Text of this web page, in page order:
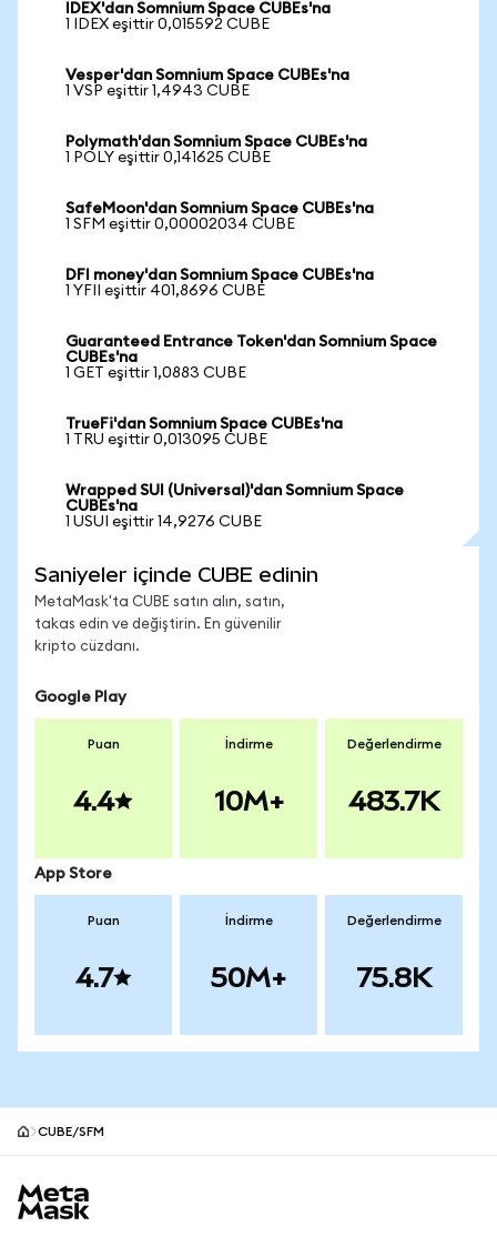
IDEX'dan Somnium Space CUBEs'na
1 IDEX eşittir 0,015592 CUBE
Vesper'dan Somnium Space CUBEs'na
1 VSP eşittir 1,4943 CUBE
Polymath'dan Somnium Space CUBEs'na
1 POLY eşittir 0,141625 CUBE
SafeMoon'dan Somnium Space CUBEs'na
1 SFM eşittir 0,00002034 CUBE
DFI money'dan Somnium Space CUBEs'na
1 YFII eşittir 401,8696 CUBE
Guaranteed Entrance Token'dan Somnium Space
CUBEs'na
1 GET eşittir 1,0883 CUBE
TrueFi'dan Somnium Space CUBEs'na
1 TRU eşittir 0,013095 CUBE
Wrapped SUI (Universal)'dan Somnium Space
CUBEs'na
1 USUI eşittir 14,9276 CUBE
Saniyeler içinde CUBE edinin
MetaMask'ta CUBE satın alın, satın,
takas edin ve değiştirin. En güvenilir
kripto cüzdanı.
Google Play
Puan
4.4
İndirme
10M+
Değerlendirme
483.7K
App Store
Puan
4.7
İndirme
50M+
Değerlendirme
75.8K
CUBE/SFM